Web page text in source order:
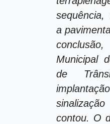
sequência,
a
Municipal
de
contou. O